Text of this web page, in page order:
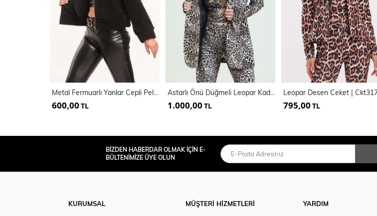
Metal Fermuarlı Yanlar Cepli Pelluş Mont | Mnt32408
600,00 TL
Astarlı Önü Düğmeli Leopar Kadife Abiye Ceket | Ckt34573
1.000,00 TL 795,00 TL
BİZDEN HABERDAR OLMAK İÇİN E-
BÜLTENİMİZE ÜYE OLUN
KURUMSAL
MÜŞTERİ HİZMETLERİ
YARDIM